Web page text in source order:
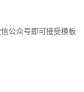
公众号即可接受模板